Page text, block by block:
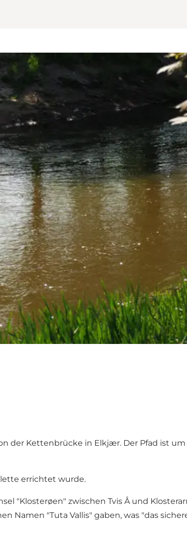
der Kettenbrücke in Elkjær. Der Pfad ist
errichtet wurde.
"Klosterøen" zwischen Tvis Å und
Namen "Tuta Vallis" gaben, was "das